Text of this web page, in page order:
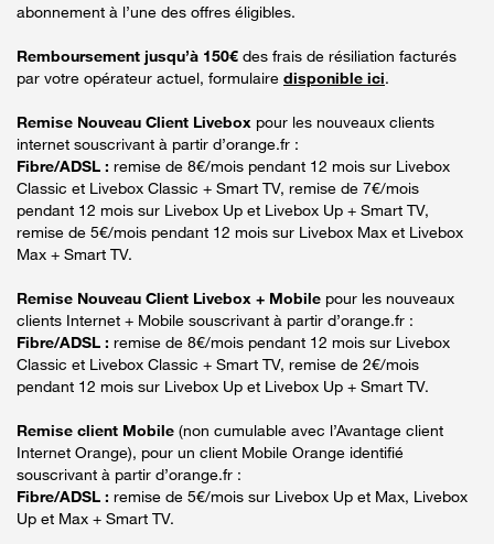
abonnement à l’une des offres éligibles.
Remboursement jusqu’à 150€ des frais de résiliation facturés
par votre opérateur actuel, formulaire disponible ici.
Remise Nouveau Client Livebox pour les nouveaux clients
internet souscrivant à partir d’orange.fr :
Fibre/ADSL : remise de 8€/mois pendant 12 mois sur Livebox
Classic et Livebox Classic + Smart TV, remise de 7€/mois
pendant 12 mois sur Livebox Up et Livebox Up + Smart TV,
remise de 5€/mois pendant 12 mois sur Livebox Max et Livebox
Max + Smart TV.
Remise Nouveau Client Livebox + Mobile pour les nouveaux
clients Internet + Mobile souscrivant à partir d’orange.fr :
Fibre/ADSL : remise de 8€/mois pendant 12 mois sur Livebox
Classic et Livebox Classic + Smart TV, remise de 2€/mois
pendant 12 mois sur Livebox Up et Livebox Up + Smart TV.
Remise client Mobile (non cumulable avec l’Avantage client
Internet Orange), pour un client Mobile Orange identifié
souscrivant à partir d’orange.fr :
Fibre/ADSL : remise de 5€/mois sur Livebox Up et Max, Livebox
Up et Max + Smart TV.